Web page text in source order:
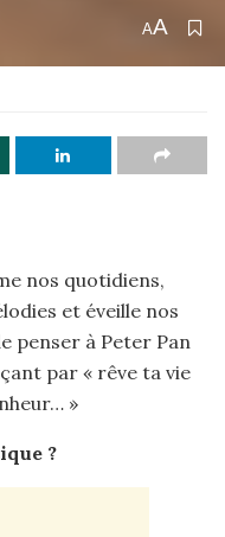
AA
nos quotidiens,
et éveille nos
penser à Peter Pan
par « rêve ta vie
»
?